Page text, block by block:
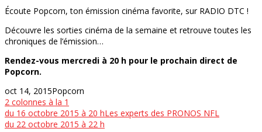
Écoute Popcorn, ton émission cinéma favorite, sur RADIO DTC !
Découvre les sorties cinéma de la semaine et retrouve toutes les
chroniques de l’émission…
Rendez-vous mercredi à 20 h pour le prochain direct de
Popcorn.
oct 14, 2015Popcorn
2 colonnes à la 1
du 16 octobre 2015 à 20 hLes experts des PRONOS NFL
du 22 octobre 2015 à 22 h